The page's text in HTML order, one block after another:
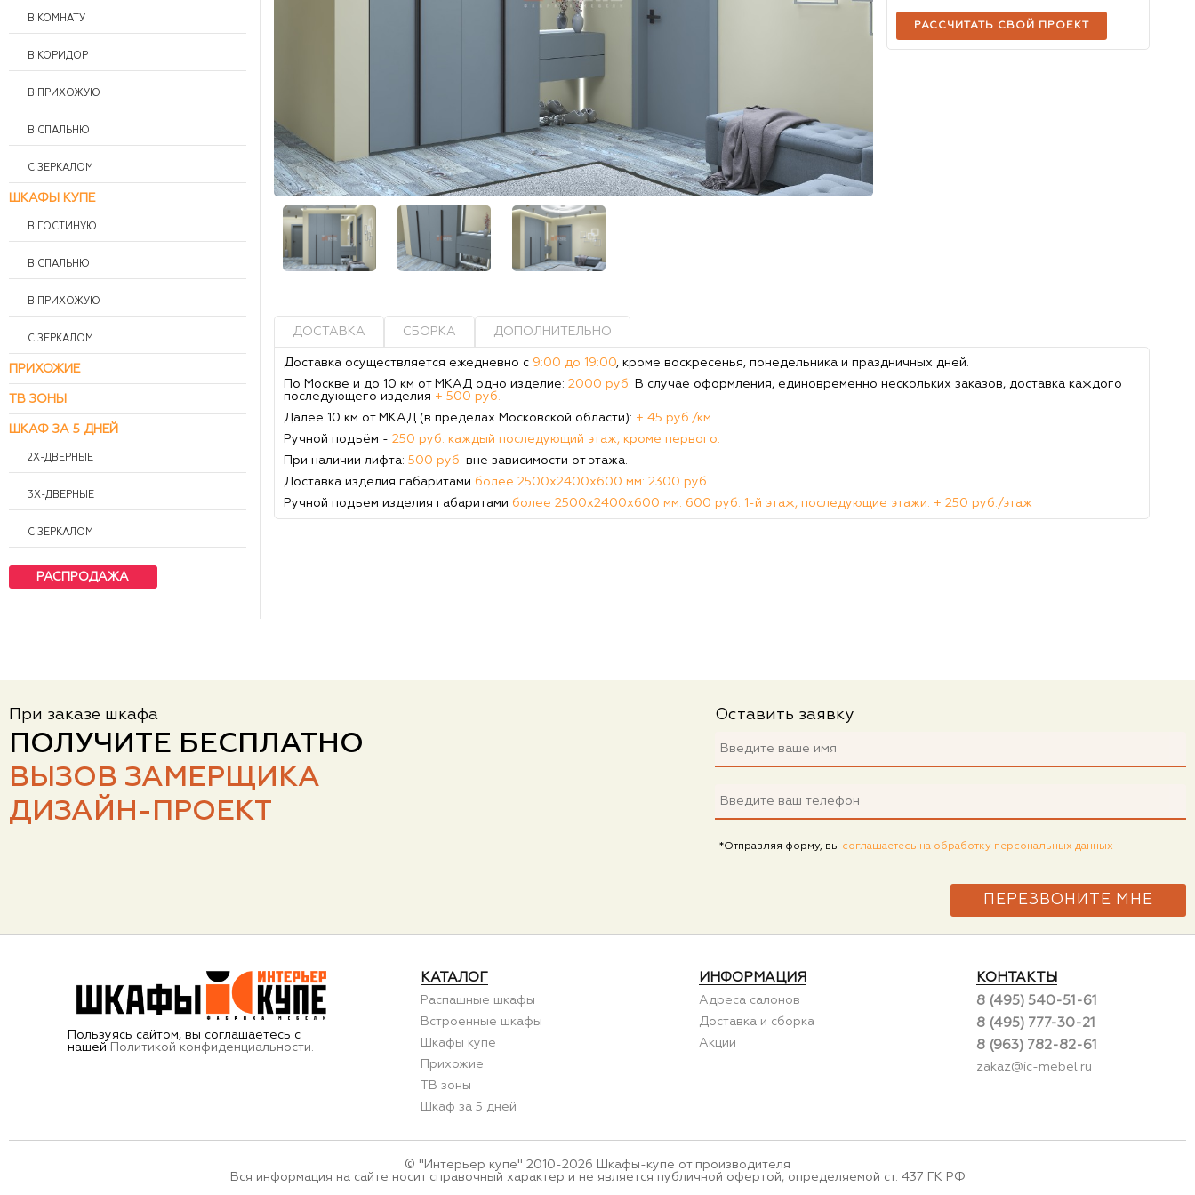
РАССЧИТАТЬ СВОЙ ПРОЕКТ
ДОСТАВКА СБОРКА ДОПОЛНИТЕЛЬНО
Доставка осуществляется ежедневно с 9:00 до 19:00, кроме воскресенья, понедельника и праздничных дней.
По Москве и до 10 км от МКАД одно изделие: 2000 руб. В случае оформления, единовременно нескольких заказов, доставка каждого
последующего изделия + 500 руб.
Далее 10 км от МКАД (в пределах Московской области): + 45 руб./км.
Ручной подъём - 250 руб. каждый последующий этаж, кроме первого.
При наличии лифта: 500 руб. вне зависимости от этажа.
Доставка изделия габаритами более 2500х2400х600 мм: 2300 руб.
Ручной подъем изделия габаритами более 2500х2400х600 мм: 600 руб. 1-й этаж, последующие этажи: + 250 руб./этаж
В КОМНАТУ
В КОРИДОР
В ПРИХОЖУЮ
В СПАЛЬНЮ
С ЗЕРКАЛОМ
ШКАФЫ КУПЕ
В ГОСТИНУЮ
В СПАЛЬНЮ
В ПРИХОЖУЮ
С ЗЕРКАЛОМ
ПРИХОЖИЕ
ТВ ЗОНЫ
ШКАФ ЗА 5 ДНЕЙ
2Х-ДВЕРНЫЕ
3Х-ДВЕРНЫЕ
С ЗЕРКАЛОМ
РАСПРОДАЖА
При заказе шкафа
ПОЛУЧИТЕ БЕСПЛАТНО
ВЫЗОВ ЗАМЕРЩИКА
ДИЗАЙН-ПРОЕКТ
Оставить заявку
*Отправляя форму, вы соглашаетесь на обработку персональных данных
Пользуясь сайтом, вы соглашаетесь с
нашей Политикой конфиденциальности.
КАТАЛОГ
Распашные шкафы
Встроенные шкафы
Шкафы купе
Прихожие
ТВ зоны
Шкаф за 5 дней
ИНФОРМАЦИЯ
Адреса салонов
Доставка и сборка
Акции
КОНТАКТЫ
8 (495) 540-51-61
8 (495) 777-30-21
8 (963) 782-82-61
zakaz@ic-mebel.ru
© "Интерьер купе" 2010-2026 Шкафы-купе от производителя
Вся информация на сайте носит справочный характер и не является публичной офертой, определяемой ст. 437 ГК РФ